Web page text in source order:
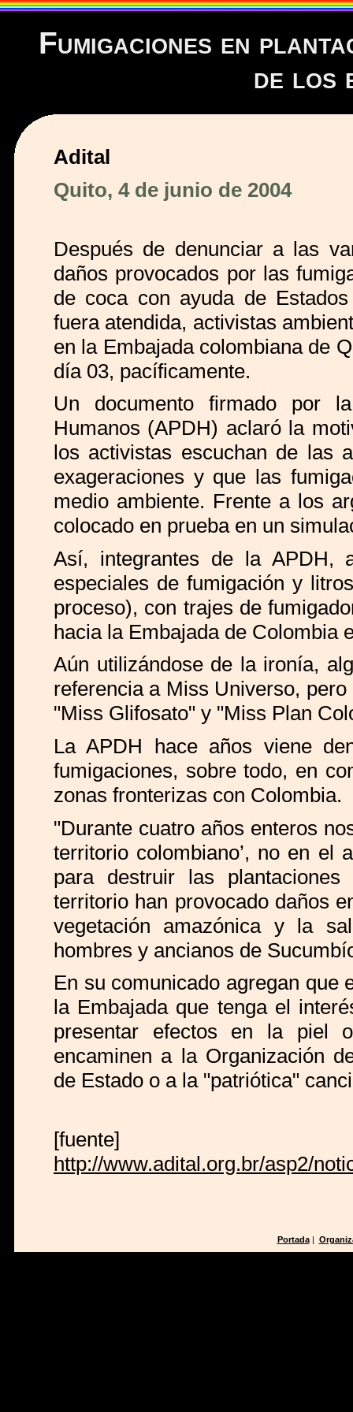
Fumigaciones en
de los
Adital
Quito, 4 de junio de 2004
Después de denunciar a las
daños provocados por las
de coca con ayuda de
fuera atendida, activistas
en la Embajada colombiana de
día 03, pacíficamente.
Un documento firmado por
Humanos (APDH) aclaró la
los activistas escuchan de las
exageraciones y que las
medio ambiente. Frente a los
colocado en prueba en un
Así, integrantes de la APDH,
especiales de fumigación y
proceso), con trajes de
hacia la Embajada de Colombia
Aún utilizándose de la ironía,
referencia a Miss Universo,
"Miss Glifosato" y "Miss Plan
La APDH hace años viene
fumigaciones, sobre todo, en
zonas fronterizas con Colombia.
"Durante cuatro años enteros
territorio colombiano’, no en el
para destruir las
territorio han provocado daños
vegetación amazónica y la
hombres y ancianos de
En su comunicado agregan que
la Embajada que tenga el
presentar efectos en la piel
encaminen a la Organización
de Estado o a la "patriótica"
[fuente]
http://www.adital.org.br/asp2/
Portada|